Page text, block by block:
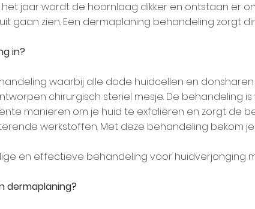
jaar wordt de hoornlaag dikker en ontstaan er
gaan zien. Een dermaplaning behandeling zorgt
in?
waarbij alle dode huidcellen en
chirurgisch steriel mesje. De behandeling is
manieren om je huid te exfoliëren en zorgt de
werkstoffen. Met deze behandeling bekom
en effectieve behandeling voor huidverjonging
dermaplaning?